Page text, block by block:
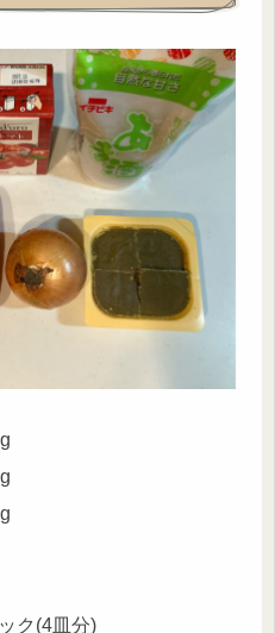
(4皿分)